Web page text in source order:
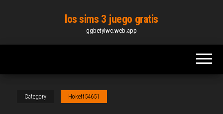
content
los sims 3 juego gratis
ggbetylwc.web.app
Category Hokett54651